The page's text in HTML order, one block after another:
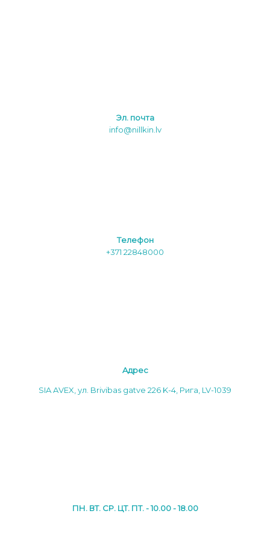
Эл. почта
info@nillkin.lv
Tелефон
+371 22848000
Aдреc
SIA AVEX, ул. Brivibas gatve 226 K-4, Рига, LV-1039
ПН. ВТ. СР. ЦТ. ПТ. - 10.00 - 18.00